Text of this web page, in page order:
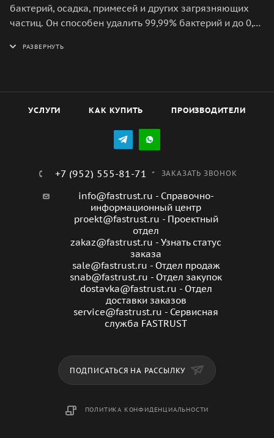
бактерий, осадка, примесей и других загрязняющих
частиц. Он способен удалить 99,99% бактерий и до 0,1
УСЛУГИ КАК КУПИТЬ ПРОИЗВОДИТЕЛИ
+7 (952) 555-81-71 ЗАКАЗАТЬ ЗВОНОК
info@fastrust.ru - Справочно-
информационный центр
proekt@fastrust.ru - Проектный
отдел
zakaz@fastrust.ru - Узнать статус
заказа
sale@fastrust.ru - Отдел продаж
snab@fastrust.ru - Отдел закупок
dostavka@fastrust.ru - Отдел
доставки заказов
service@fastrust.ru - Сервисная
служба FASTRUST
ПОДПИСАТЬСЯ НА РАССЫЛКУ
ПОЛИТИКА КОНФИДЕНЦИАЛЬНОСТИ